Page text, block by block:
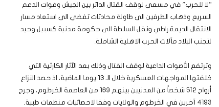
“لا للحرب” في مسعى لوقف القتال الدائر بين الجيش وقوات الدعم
السريع وذهاب الطرفين الى طاولة محادثات تفضي الى استعاد مسار
الانتقال الديمقراطي ونقل السلطة الى حكومة مدنية كسبيل وحيد
لتجنب البلاد مآلات الحرب الاهلية الشاملة.
وترتفع الأصوات الداعية لوقف القتال وذلك بعد الآثار الكارثية التي
خلفتها المواجهات العسكرية خلال الـ 13 يوما الماضية، اذ حصد النزاع
أرواح 512 شخصاً من المدنيين بينهم 169 من العاصمة الخرطوم، وجرح
4193 آخرين في الخرطوم والولايات وفقا لاحصائيات منظمات طبية.